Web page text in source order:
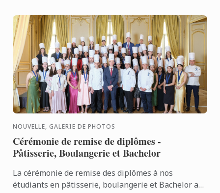
NOUVELLE, GALERIE DE PHOTOS
Cérémonie de remise de diplômes -
Pâtisserie, Boulangerie et Bachelor
La cérémonie de remise des diplômes à nos
étudiants en pâtisserie, boulangerie et Bachelor a